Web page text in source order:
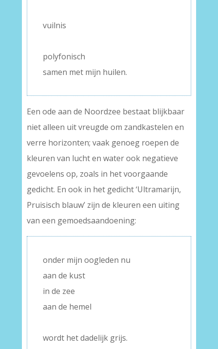
vuilnis
polyfonisch
samen met mijn huilen.
Een ode aan de Noordzee bestaat blijkbaar
niet alleen uit vreugde om zandkastelen en
verre horizonten; vaak genoeg roepen de
kleuren van lucht en water ook negatieve
gevoelens op, zoals in het voorgaande
gedicht. En ook in het gedicht ‘Ultramarijn,
Pruisisch blauw’ zijn de kleuren een uiting
van een gemoedsaandoening:
onder mijn oogleden nu
aan de kust
in de zee
aan de hemel
wordt het dadelijk grijs.